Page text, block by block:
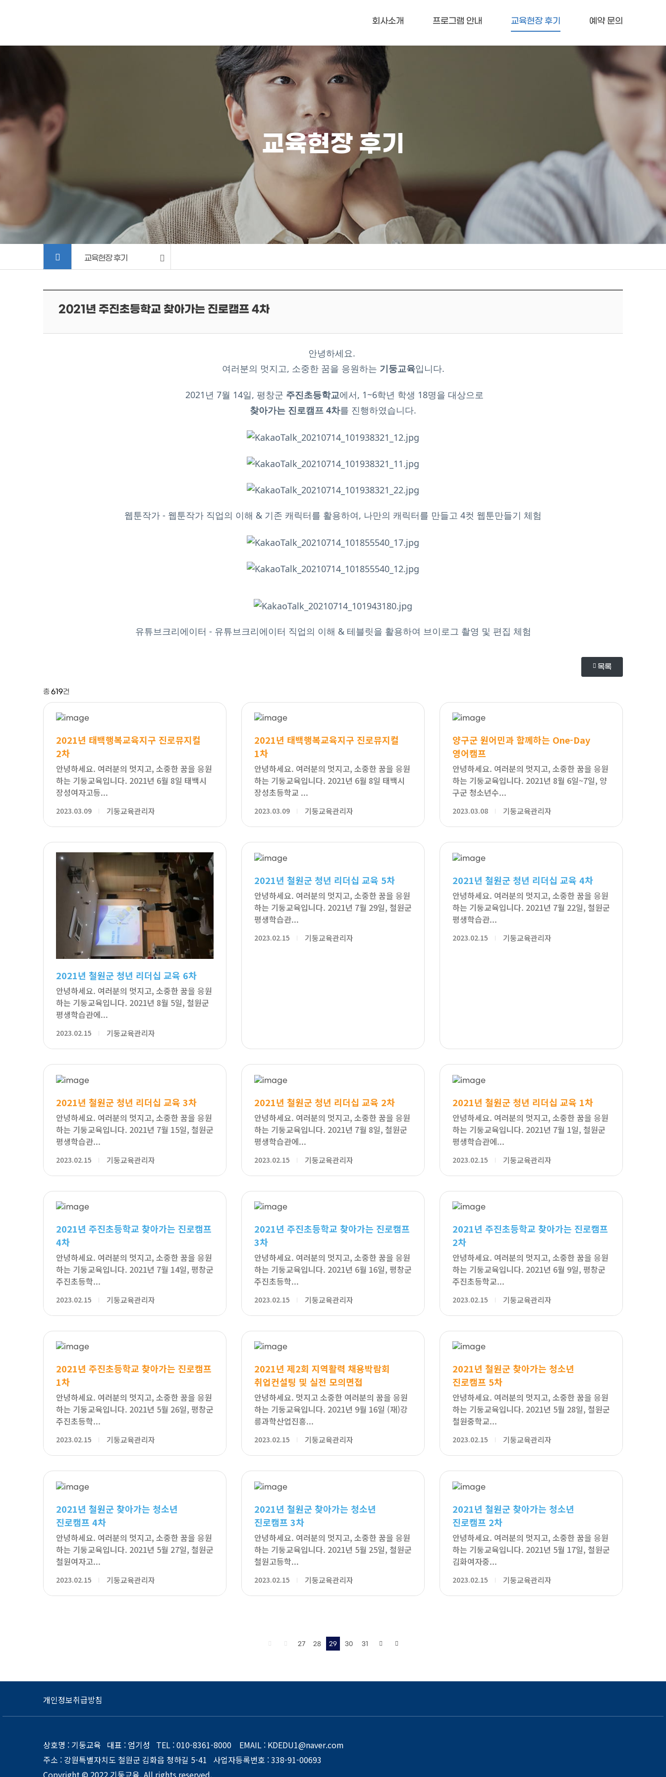
회사소개 프로그램 안내 교육현장 후기 예약 문의
교육현장 후기
교육현장 후기
2021년 주진초등학교 찾아가는 진로캠프 4차
안녕하세요.
여러분의 멋지고, 소중한 꿈을 응원하는 기둥교육입니다.
2021년 7월 14일, 평창군 주진초등학교에서, 1~6학년 학생 18명을 대상으로
찾아가는 진로캠프 4차를 진행하였습니다.
웹툰작가 - 웹툰작가 직업의 이해 & 기존 캐릭터를 활용하여, 나만의 캐릭터를 만들고 4컷 웹툰만들기 체험
유튜브크리에이터 - 유튜브크리에이터 직업의 이해 & 테블릿을 활용하여 브이로그 촬영 및 편집 체험
목록
총619건
2021년 태백행복교육지구 진로뮤지컬
2차
안녕하세요. 여러분의 멋지고, 소중한 꿈을 응원
하는 기둥교육입니다. 2021년 6월 8일 태백시
장성여자고등...
2023.03.09 기둥교육관리자
2021년 태백행복교육지구 진로뮤지컬
1차
안녕하세요. 여러분의 멋지고, 소중한 꿈을 응원
하는 기둥교육입니다. 2021년 6월 8일 태백시
장성초등학교 ...
2023.03.09 기둥교육관리자
양구군 원어민과 함께하는 One-Day
영어캠프
안녕하세요. 여러분의 멋지고, 소중한 꿈을 응원
하는 기둥교육입니다. 2021년 8월 6일~7일, 양
구군 청소년수...
2023.03.08 기둥교육관리자
2021년 철원군 청년 리더십 교육 6차
안녕하세요. 여러분의 멋지고, 소중한 꿈을 응원
하는 기둥교육입니다. 2021년 8월 5일, 철원군
평생학습관에...
2023.02.15 기둥교육관리자
2021년 철원군 청년 리더십 교육 5차
안녕하세요. 여러분의 멋지고, 소중한 꿈을 응원
하는 기둥교육입니다. 2021년 7월 29일, 철원군
평생학습관...
2023.02.15 기둥교육관리자
2021년 철원군 청년 리더십 교육 4차
안녕하세요. 여러분의 멋지고, 소중한 꿈을 응원
하는 기둥교육입니다. 2021년 7월 22일, 철원군
평생학습관...
2023.02.15 기둥교육관리자
2021년 철원군 청년 리더십 교육 3차
안녕하세요. 여러분의 멋지고, 소중한 꿈을 응원
하는 기둥교육입니다. 2021년 7월 15일, 철원군
평생학습관...
2023.02.15 기둥교육관리자
2021년 철원군 청년 리더십 교육 2차
안녕하세요. 여러분의 멋지고, 소중한 꿈을 응원
하는 기둥교육입니다. 2021년 7월 8일, 철원군
평생학습관에...
2023.02.15 기둥교육관리자
2021년 철원군 청년 리더십 교육 1차
안녕하세요. 여러분의 멋지고, 소중한 꿈을 응원
하는 기둥교육입니다. 2021년 7월 1일, 철원군
평생학습관에...
2023.02.15 기둥교육관리자
2021년 주진초등학교 찾아가는 진로캠프
4차
안녕하세요. 여러분의 멋지고, 소중한 꿈을 응원
하는 기둥교육입니다. 2021년 7월 14일, 평창군
주진초등학...
2023.02.15 기둥교육관리자
2021년 주진초등학교 찾아가는 진로캠프
3차
안녕하세요. 여러분의 멋지고, 소중한 꿈을 응원
하는 기둥교육입니다. 2021년 6월 16일, 평창군
주진초등학...
2023.02.15 기둥교육관리자
2021년 주진초등학교 찾아가는 진로캠프
2차
안녕하세요. 여러분의 멋지고, 소중한 꿈을 응원
하는 기둥교육입니다. 2021년 6월 9일, 평창군
주진초등학교...
2023.02.15 기둥교육관리자
2021년 주진초등학교 찾아가는 진로캠프
1차
안녕하세요. 여러분의 멋지고, 소중한 꿈을 응원
하는 기둥교육입니다. 2021년 5월 26일, 평창군
주진초등학...
2023.02.15 기둥교육관리자
2021년 제2회 지역활력 채용박람회
취업컨설팅 및 실전 모의면접
안녕하세요. 멋지고 소중한 여러분의 꿈을 응원
하는 기둥교육입니다. 2021년 9월 16일 (재)강
릉과학산업진흥...
2023.02.15 기둥교육관리자
2021년 철원군 찾아가는 청소년
진로캠프 5차
안녕하세요. 여러분의 멋지고, 소중한 꿈을 응원
하는 기둥교육입니다. 2021년 5월 28일, 철원군
철원중학교...
2023.02.15 기둥교육관리자
2021년 철원군 찾아가는 청소년
진로캠프 4차
안녕하세요. 여러분의 멋지고, 소중한 꿈을 응원
하는 기둥교육입니다. 2021년 5월 27일, 철원군
철원여자고...
2023.02.15 기둥교육관리자
2021년 철원군 찾아가는 청소년
진로캠프 3차
안녕하세요. 여러분의 멋지고, 소중한 꿈을 응원
하는 기둥교육입니다. 2021년 5월 25일, 철원군
철원고등학...
2023.02.15 기둥교육관리자
2021년 철원군 찾아가는 청소년
진로캠프 2차
안녕하세요. 여러분의 멋지고, 소중한 꿈을 응원
하는 기둥교육입니다. 2021년 5월 17일, 철원군
김화여자중...
2023.02.15 기둥교육관리자
27 28 29 30 31
개인정보취급방침
상호명 : 기둥교육 대표 : 엄기성 TEL : 010-8361-8000 EMAIL : KDEDU1@naver.com
주소 : 강원특별자치도 철원군 김화읍 청하길 5-41 사업자등록번호 : 338-91-00693
Copyright © 2022 기둥교육. All rights reserved.